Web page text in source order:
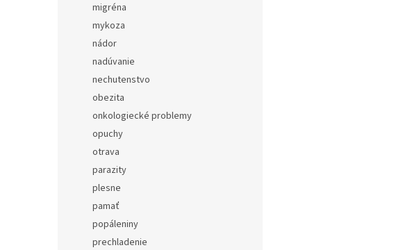
migréna
mykoza
nádor
nadúvanie
nechutenstvo
obezita
onkologiecké problemy
opuchy
otrava
parazity
plesne
pamať
popáleniny
prechladenie